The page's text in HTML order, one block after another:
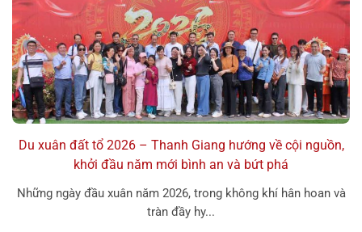
Du xuân đất tổ 2026 – Thanh Giang hướng về cội nguồn,
khởi đầu năm mới bình an và bứt phá
Những ngày đầu xuân năm 2026, trong không khí hân hoan và
tràn đầy hy...